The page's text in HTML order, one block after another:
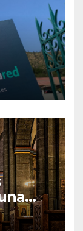
N
O
H
A
Y
C
O
M
de